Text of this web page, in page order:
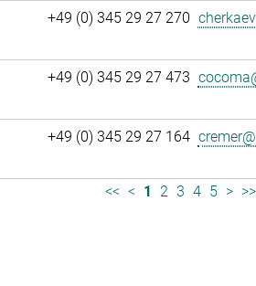
+49 (0) 345 29 27 270
+49 (0) 345 29 27 473
+49 (0) 345 29 27 164
<< < 1 2 3 4 5 > >>